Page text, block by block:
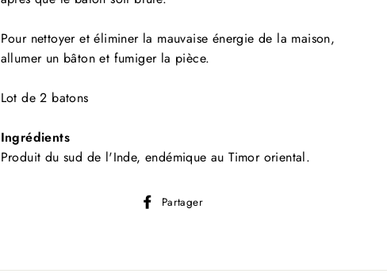
Pour nettoyer et éliminer la mauvaise énergie de la maison,
allumer un bâton et fumiger la pièce.
Lot de 2 batons
Ingrédients
Produit du sud de l'Inde, endémique au Timor oriental.
Partager